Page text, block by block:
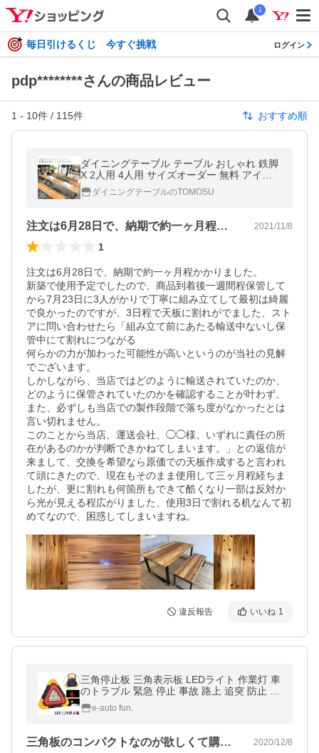
i
毎日引けるくじ 今すぐ挑戦 ログイン
pdp********さんの商品レビュー
1 - 10件 / 115件 おすすめ順
ダイニングテーブル テーブル おしゃれ 鉄脚
X 2人用 4人用 サイズオーダー 無料 アイア
ン 無垢 天然木 ナチュラル ハンドメイド家具
のTOMOSU
ダイニングテーブルのTOMOSU
注文は6月28日で、納期で約一ヶ月程か… 2021/11/8
1
注文は6月28日で、納期で約一ヶ月程かかりました。
新築で使用予定でしたので、商品到着後一週間程保管して
から7月23日に3人がかりで丁寧に組み立てして最初は綺麗
で良かったのですが、3日程で天板に割れがでました、スト
アに問い合わせたら「組み立て前にあたる輸送中ないし保
管中にて割れにつながる
何らかの力が加わった可能性が高いというのが当社の見解
でございます。
しかしながら、当店ではどのように輸送されていたのか、
どのように保管されていたのかを確認することが叶わず、
また、必ずしも当店での製作段階で落ち度がなかったとは
言い切れません。
このことから当店、運送会社、◯◯様、いずれに責任の所
在があるのかが判断できかねてしまいます。」との返信が
来まして、交換を希望なら原価での天板作成すると言われ
て頭にきたので、現在もそのまま使用して三ヶ月程経ちま
したが、更に割れも何箇所もできて酷くなり一部は反対か
ら光が見える程広がりました、使用3日で割れる机なんて初
めてなので、困惑してしまいますね。
違反報告 いいね 1
三角停止板 三角表示板 LEDライト 作業灯 車
のトラブル 緊急 停止 事故 路上 追突 防止 キ
ャンプ アウトドア 夜釣り 送料無料
e-auto fun.
三角板のコンパクトなのが欲しくて購入、… 2020/12/8